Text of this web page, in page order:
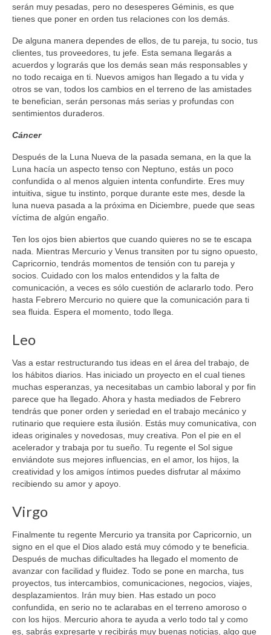
serán muy pesadas, pero no desesperes Géminis, es que
tienes que poner en orden tus relaciones con los demás.
De alguna manera dependes de ellos, de tu pareja, tu socio, tus
clientes, tus proveedores, tu jefe. Esta semana llegarás a
acuerdos y lograrás que los demás sean más responsables y
no todo recaiga en ti. Nuevos amigos han llegado a tu vida y
otros se van, todos los cambios en el terreno de las amistades
te benefician, serán personas más serias y profundas con
sentimientos duraderos.
Cáncer
Después de la Luna Nueva de la pasada semana, en la que la
Luna hacía un aspecto tenso con Neptuno, estás un poco
confundida o al menos alguien intenta confundirte. Eres muy
intuitiva, sigue tu instinto, porque durante este mes, desde la
luna nueva pasada a la próxima en Diciembre, puede que seas
víctima de algún engaño.
Ten los ojos bien abiertos que cuando quieres no se te escapa
nada. Mientras Mercurio y Venus transiten por tu signo opuesto,
Capricornio, tendrás momentos de tensión con tu pareja y
socios. Cuidado con los malos entendidos y la falta de
comunicación, a veces es sólo cuestión de aclararlo todo. Pero
hasta Febrero Mercurio no quiere que la comunicación para ti
sea fluida. Espera el momento, todo llega.
Leo
Vas a estar restructurando tus ideas en el área del trabajo, de
los hábitos diarios. Has iniciado un proyecto en el cual tienes
muchas esperanzas, ya necesitabas un cambio laboral y por fin
parece que ha llegado. Ahora y hasta mediados de Febrero
tendrás que poner orden y seriedad en el trabajo mecánico y
rutinario que requiere esta ilusión. Estás muy comunicativa, con
ideas originales y novedosas, muy creativa. Pon el pie en el
acelerador y trabaja por tu sueño. Tu regente el Sol sigue
enviándote sus mejores influencias, en el amor, los hijos, la
creatividad y los amigos íntimos puedes disfrutar al máximo
recibiendo su amor y apoyo.
Virgo
Finalmente tu regente Mercurio ya transita por Capricornio, un
signo en el que el Dios alado está muy cómodo y te beneficia.
Después de muchas dificultades ha llegado el momento de
avanzar con facilidad y fluidez. Todo se pone en marcha, tus
proyectos, tus intercambios, comunicaciones, negocios, viajes,
desplazamientos. Irán muy bien. Has estado un poco
confundida, en serio no te aclarabas en el terreno amoroso o
con los hijos. Mercurio ahora te ayuda a verlo todo tal y como
es, sabrás expresarte y recibirás muy buenas noticias, algo que